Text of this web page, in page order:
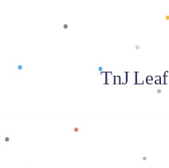
TnJ